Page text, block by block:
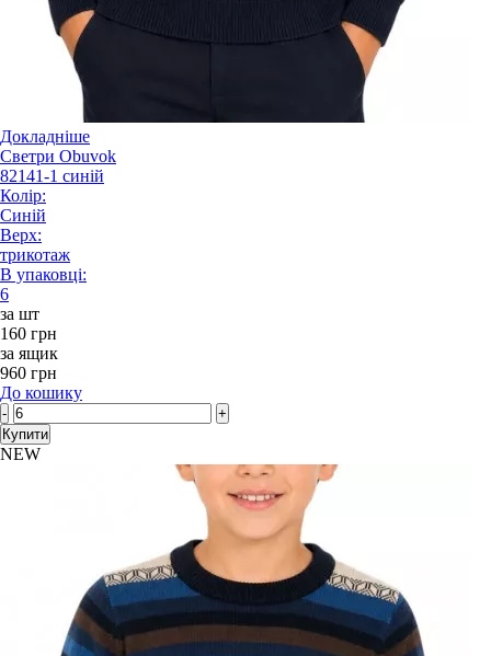
Докладніше
Светри Obuvok
82141-1 синій
Колір:
Синій
Верх:
трикотаж
В упаковці:
6
за шт
160 грн
за ящик
960 грн
До кошику
-
+
Купити
NEW